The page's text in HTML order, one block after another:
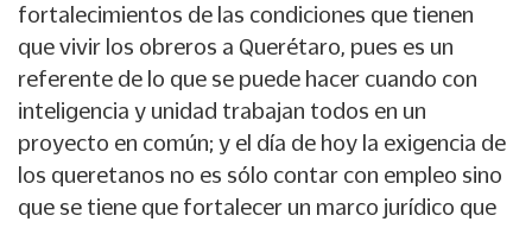
fortalecimientos de las condiciones que tienen
que vivir los obreros a Querétaro, pues es un
referente de lo que se puede hacer cuando con
inteligencia y unidad trabajan todos en un
proyecto en común; y el día de hoy la exigencia de
los queretanos no es sólo contar con empleo sino
que se tiene que fortalecer un marco jurídico que